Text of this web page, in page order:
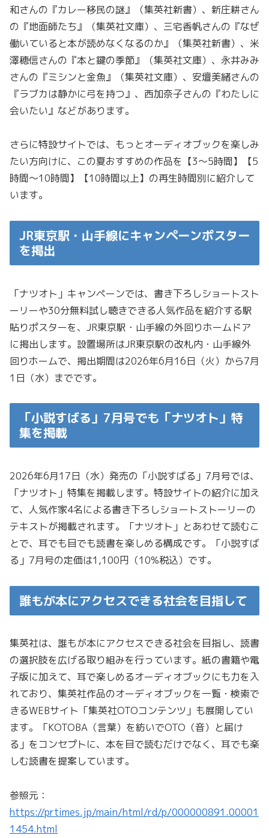
和さんの『カレー移民の謎』（集英社新書）、新庄耕さん
の『地面師たち』（集英社文庫）、三宅香帆さんの『なぜ
働いていると本が読めなくなるのか』（集英社新書）、米
澤穂信さんの『本と鍵の季節』（集英社文庫）、永井みみ
さんの『ミシンと金魚』（集英社文庫）、安壇美緒さんの
『ラブカは静かに弓を持つ』、西加奈子さんの『わたしに
会いたい』などがあります。
さらに特設サイトでは、もっとオーディオブックを楽しみ
たい方向けに、この夏おすすめの作品を【3〜5時間】【5
時間〜10時間】【10時間以上】の再生時間別に紹介して
います。
JR東京駅・山手線にキャンペーンポスター
を掲出
「ナツオト」キャンペーンでは、書き下ろしショートスト
ーリーや30分無料試し聴きできる人気作品を紹介する駅
貼りポスターを、JR東京駅・山手線の外回りホームドア
に掲出します。設置場所はJR東京駅の改札内・山手線外
回りホームで、掲出期間は2026年6月16日（火）から7月
1日（水）までです。
「小説すばる」7月号でも「ナツオト」特
集を掲載
2026年6月17日（水）発売の「小説すばる」7月号では、
「ナツオト」特集を掲載します。特設サイトの紹介に加え
て、人気作家4名による書き下ろしショートストーリーの
テキストが掲載されます。「ナツオト」とあわせて読むこ
とで、耳でも目でも読書を楽しめる構成です。「小説すば
る」7月号の定価は1,100円（10%税込）です。
誰もが本にアクセスできる社会を目指して
集英社は、誰もが本にアクセスできる社会を目指し、読書
の選択肢を広げる取り組みを行っています。紙の書籍や電
子版に加えて、耳で楽しめるオーディオブックにも力を入
れており、集英社作品のオーディオブックを一覧・検索で
きるWEBサイト「集英社OTOコンテンツ」も展開してい
ます。「KOTOBA（言葉）を紡いでOTO（音）と届け
る」をコンセプトに、本を目で読むだけでなく、耳でも楽
しむ読書を提案しています。
参照元：
https://prtimes.jp/main/html/rd/p/000000891.00001
1454.html